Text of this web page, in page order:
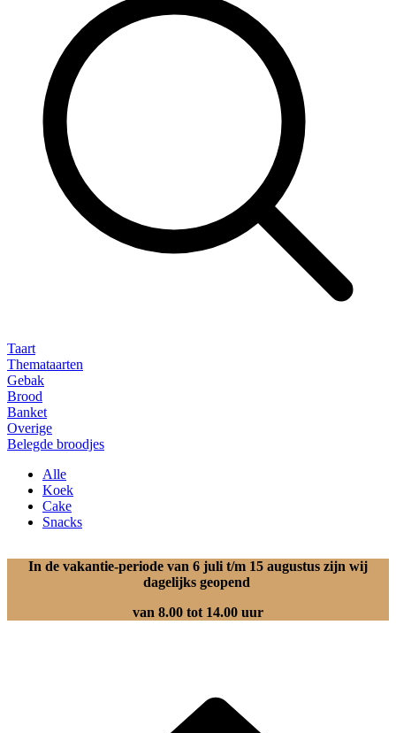
Taart
Themataarten
Gebak
Brood
Banket
Overige
Belegde broodjes
Alle
Koek
Cake
Snacks
In de vakantie-periode van 6 juli t/m 15 augustus zijn wij
dagelijks geopend
van 8.00 tot 14.00 uur